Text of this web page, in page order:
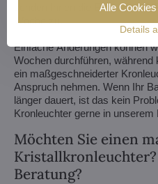
senden Ihnen die Entwürfe mit
Woche zu.
Einfache Änderungen können
Wochen durchführen,
ein maßgeschneiderter
Anspruch nehmen. Wenn Ihr
länger dauert, ist das kein
Kronleuchter gerne in unserem
Möchten Sie einen
Beratung?
Details
Alle